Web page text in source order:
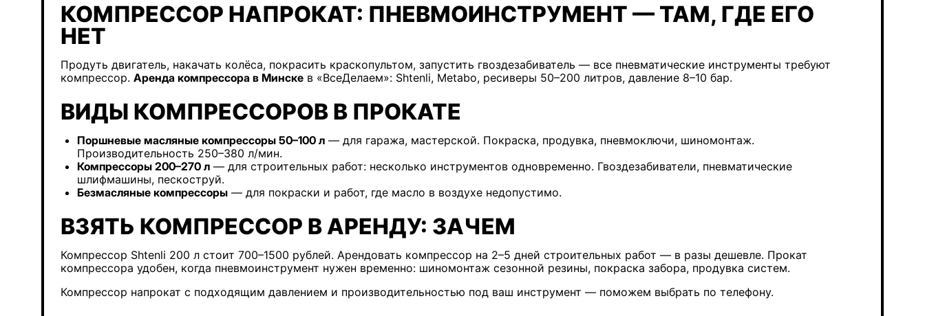
КОМПРЕССОР НАПРОКАТ: ПНЕВМОИНСТРУМЕНТ — ТАМ, ГДЕ ЕГО
НЕТ
Продуть двигатель, накачать колёса, покрасить краскопультом, запустить гвоздезабиватель — все пневматические инструменты требуют
компрессор. Аренда компрессора в Минске в «ВсеДелаем»: Shtenli, Metabo, ресиверы 50–200 литров, давление 8–10 бар.
ВИДЫ КОМПРЕССОРОВ В ПРОКАТЕ
Поршневые масляные компрессоры 50–100 л — для гаража, мастерской. Покраска, продувка, пневмоключи, шиномонтаж.
Производительность 250–380 л/мин.
Компрессоры 200–270 л — для строительных работ: несколько инструментов одновременно. Гвоздезабиватели, пневматические
шлифмашины, пескоструй.
Безмасляные компрессоры — для покраски и работ, где масло в воздухе недопустимо.
ВЗЯТЬ КОМПРЕССОР В АРЕНДУ: ЗАЧЕМ
Компрессор Shtenli 200 л стоит 700–1500 рублей. Арендовать компрессор на 2–5 дней строительных работ — в разы дешевле. Прокат
компрессора удобен, когда пневмоинструмент нужен временно: шиномонтаж сезонной резины, покраска забора, продувка систем.
Компрессор напрокат с подходящим давлением и производительностью под ваш инструмент — поможем выбрать по телефону.